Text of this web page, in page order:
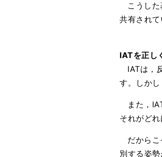
こうし
共有されて
IATを正し
IATは，
す。しか
また，
それがど
だから
別する姿勢